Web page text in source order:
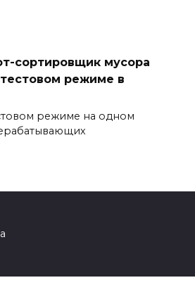
сортировщик мусора
режиме в
режиме на одном